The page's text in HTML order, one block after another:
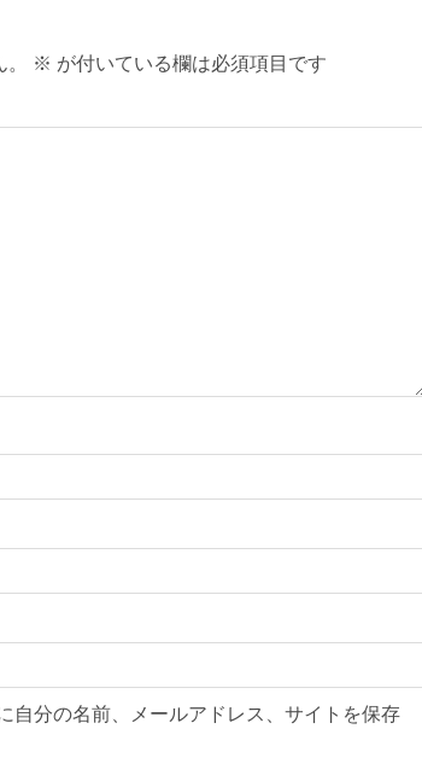
※ が付いている欄は必須項目です
自分の名前、メールアドレス、サイトを保存